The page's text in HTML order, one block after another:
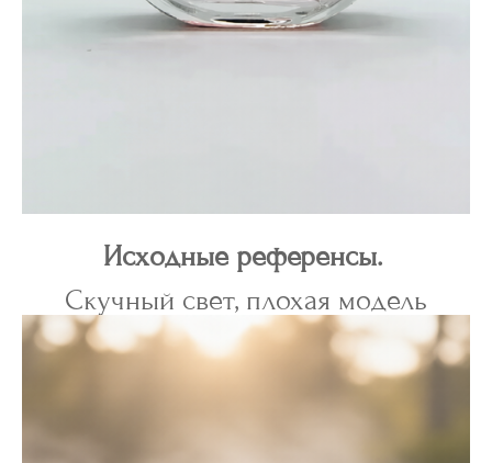
Исходные референсы.
Скучный свет, плохая модель